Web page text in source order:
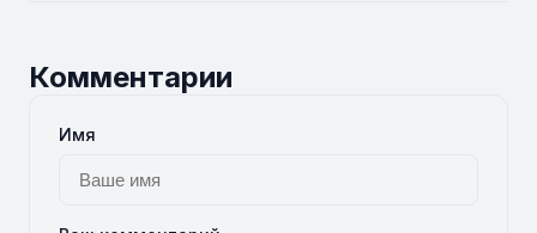
Комментарии
Имя